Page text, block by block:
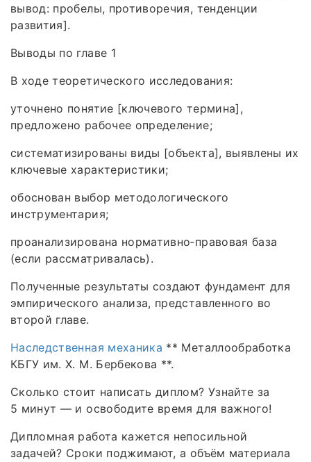
вывод: пробелы, противоречия, тенденции
развития].
Выводы по главе 1
В ходе теоретического исследования:
уточнено понятие [ключевого термина],
предложено рабочее определение;
систематизированы виды [объекта], выявлены их
ключевые характеристики;
обоснован выбор методологического
инструментария;
проанализирована нормативно‑правовая база
(если рассматривалась).
Полученные результаты создают фундамент для
эмпирического анализа, представленного во
второй главе.
Наследственная механика ** Металлообработка
КБГУ им. Х. М. Бербекова **.
Сколько стоит написать диплом? Узнайте за
5 минут — и освободите время для важного!
Дипломная работа кажется непосильной
задачей? Сроки поджимают, а объём материала